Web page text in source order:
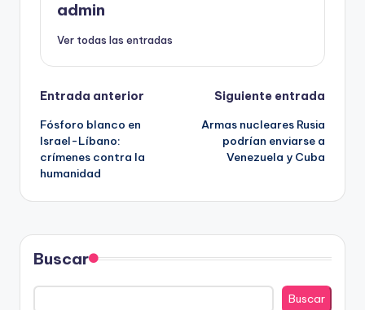
admin
Ver todas las entradas
Navegación
de
entradas
Entrada anterior
Fósforo blanco en
Israel-Líbano:
crímenes contra la
humanidad
Siguiente entrada
Armas nucleares Rusia
podrían enviarse a
Venezuela y Cuba
Buscar
Buscar